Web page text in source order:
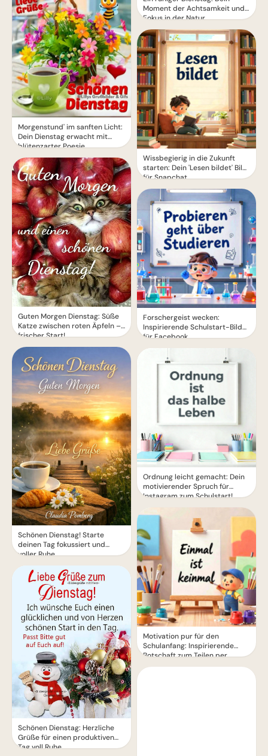
Morgenstund' im sanften Licht:
Dein Dienstag erwacht mit
blütenzarter Poesie
Guten Morgen Dienstag: Süße
Katze zwischen roten Äpfeln –
frischer Start!
Schönen Dienstag! Starte
deinen Tag fokussiert und
voller Ruhe.
Schönen Dienstag: Herzliche
Grüße für einen produktiven
Tag voll Ruhe.
Moment der Achtsamkeit und
Fokus in der Natur
Wissbegierig in die Zukunft
starten: Dein 'Lesen bildet' Bild
für Snapchat
Forschergeist wecken:
Inspirierende Schulstart-Bilder
für Facebook
Ordnung leicht gemacht: Dein
motivierender Spruch für
Instagram zum Schulstart!
Motivation pur für den
Schulanfang: Inspirierende
Botschaft zum Teilen per
WhatsApp!